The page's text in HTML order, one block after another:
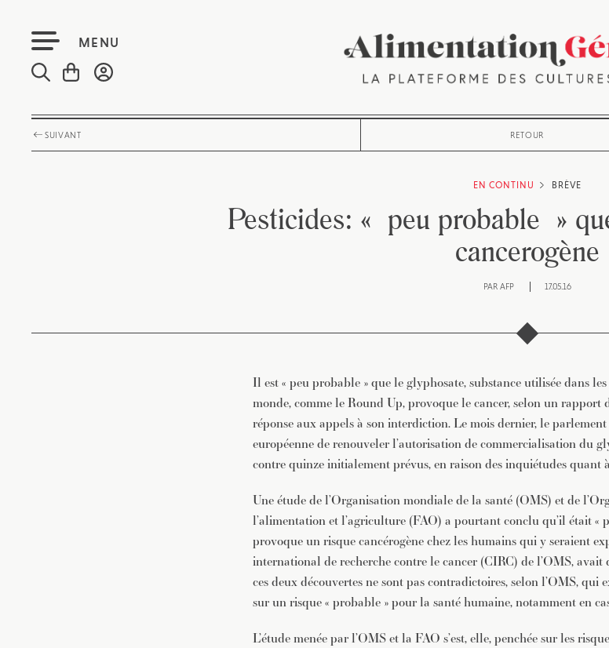
MENU
SUIVANT RETOUR
EN CONTINU BRÈVE
Pesticides: « peu probable »
cancerogène
PAR AFP 17.05.16
Il est « peu probable » que le glyphosate, substance utilisée dans
monde, comme le Round Up, provoque le cancer, selon un rapport
réponse aux appels à son interdiction. Le mois dernier, le
européenne de renouveler l’autorisation de commercialisation du
contre quinze initialement prévus, en raison des inquiétudes quant
Une étude de l’Organisation mondiale de la santé (OMS) et de
l’alimentation et l’agriculture (FAO) a pourtant conclu qu’il était «
provoque un risque cancérogène chez les humains qui y seraient
international de recherche contre le cancer (CIRC) de l’OMS, avait
ces deux découvertes ne sont pas contradictoires, selon l’OMS,
sur un risque « probable » pour la santé humaine, notamment en
L’étude menée par l’OMS et la FAO s’est, elle, penchée sur les